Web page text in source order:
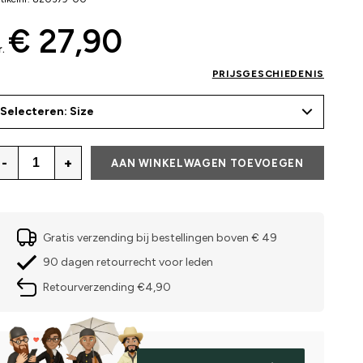
€ 27,90
PRIJSGESCHIEDENIS
Selecteren: Size
- + AAN WINKELWAGEN TOEVOEGEN
Gratis verzending bij bestellingen boven € 49
90 dagen retourrecht voor leden
Retourverzending €4,90